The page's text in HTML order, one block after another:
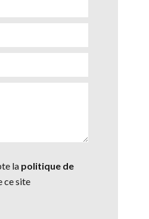
la politique de
ce site